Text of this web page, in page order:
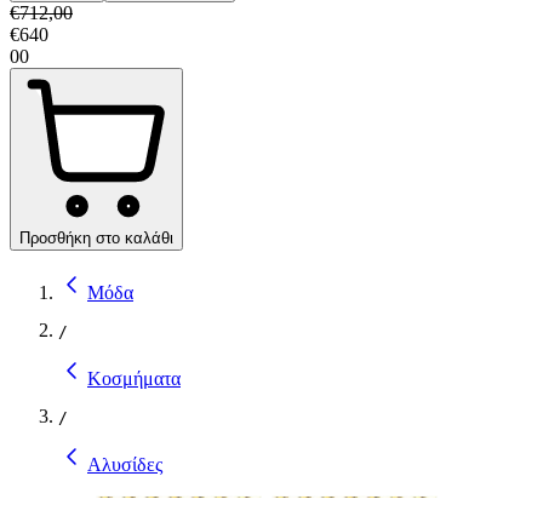
€712,00
€640
00
Προσθήκη στο καλάθι
Μόδα
/
Κοσμήματα
/
Αλυσίδες